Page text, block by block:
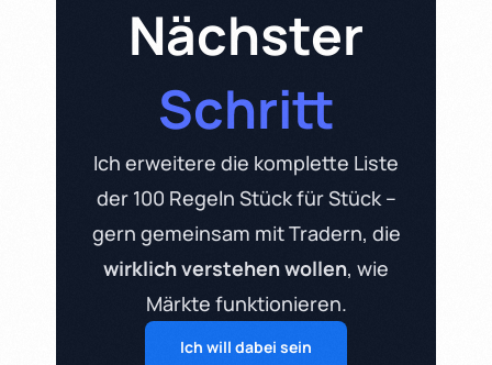
Nächster
Schritt
Ich erweitere die komplette Liste
der 100 Regeln Stück für Stück –
gern gemeinsam mit Tradern, die
wirklich verstehen wollen, wie
Märkte funktionieren.
Ich will dabei sein